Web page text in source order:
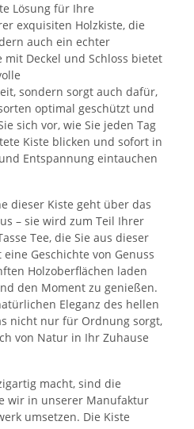
Lösung für Ihre
exquisiten Holzkiste, die
auch ein echter
mit Deckel und Schloss bietet
sondern sorgt auch dafür,
optimal geschützt und
sich vor, wie Sie jeden Tag
Kiste blicken und sofort in
Entspannung eintauchen
dieser Kiste geht über das
– sie wird zum Teil Ihrer
Tee, die Sie aus dieser
Geschichte von Genuss
Holzoberflächen laden
den Moment zu genießen.
Eleganz des hellen
nicht nur für Ordnung sorgt,
von Natur in Ihr Zuhause
macht, sind die
wir in unserer Manufaktur
umsetzen. Die Kiste